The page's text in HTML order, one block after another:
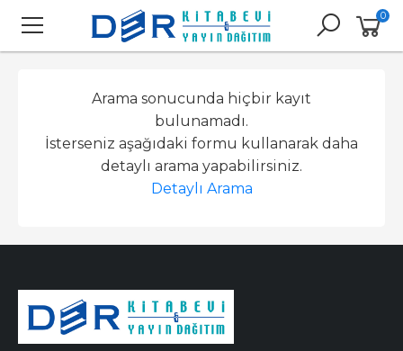
0
Arama sonucunda hiçbir kayıt
bulunamadı.
İsterseniz aşağıdaki formu kullanarak daha
detaylı arama yapabilirsiniz.
Detaylı Arama